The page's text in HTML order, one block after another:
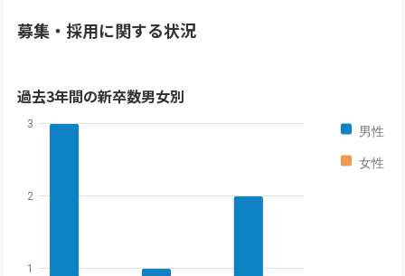
募集・採用に関する状況
過去3年間の新卒数男女別
男性
女性
1
2
3